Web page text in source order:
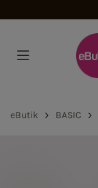
eButik BASIC